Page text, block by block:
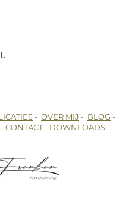
- OVER MIJ - BLOG -
CONTACT - DOWNLOADS